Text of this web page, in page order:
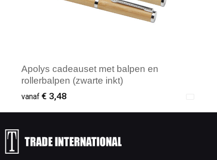
Apolys cadeauset met balpen en
rollerbalpen (zwarte inkt)
vanaf € 3,48
Minimale afname: 1